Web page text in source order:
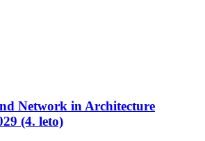
Network in Architecture
(4. leto)